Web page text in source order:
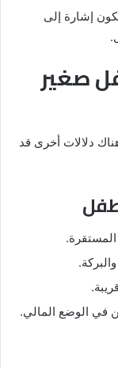
إشارة إلى
صغير
دلالات أخرى قد
في الوضع المالي.